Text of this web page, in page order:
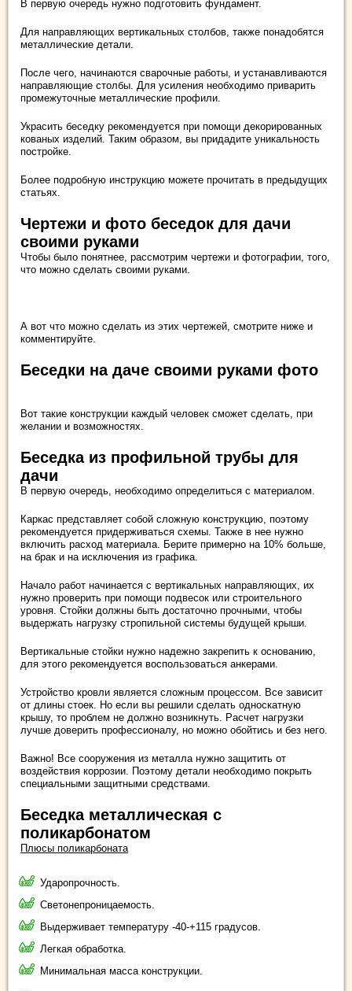
В первую очередь нужно подготовить фундамент.
Для направляющих вертикальных столбов, также понадобятся
металлические детали.
После чего, начинаются сварочные работы, и устанавливаются
направляющие столбы. Для усиления необходимо приварить
промежуточные металлические профили.
Украсить беседку рекомендуется при помощи декорированных
кованых изделий. Таким образом, вы придадите уникальность
постройке.
Более подробную инструкцию можете прочитать в предыдущих
статьях.
Чертежи и фото беседок для дачи
своими руками
Чтобы было понятнее, рассмотрим чертежи и фотографии, того,
что можно сделать своими руками.
А вот что можно сделать из этих чертежей, смотрите ниже и
комментируйте.
Беседки на даче своими руками фото
Вот такие конструкции каждый человек сможет сделать, при
желании и возможностях.
Беседка из профильной трубы для
дачи
В первую очередь, необходимо определиться с материалом.
Каркас представляет собой сложную конструкцию, поэтому
рекомендуется придерживаться схемы. Также в нее нужно
включить расход материала. Берите примерно на 10% больше,
на брак и на исключения из графика.
Начало работ начинается с вертикальных направляющих, их
нужно проверить при помощи подвесок или строительного
уровня. Стойки должны быть достаточно прочными, чтобы
выдержать нагрузку стропильной системы будущей крыши.
Вертикальные стойки нужно надежно закрепить к основанию,
для этого рекомендуется воспользоваться анкерами.
Устройство кровли является сложным процессом. Все зависит
от длины стоек. Но если вы решили сделать односкатную
крышу, то проблем не должно возникнуть. Расчет нагрузки
лучше доверить профессионалу, но можно обойтись и без него.
Важно! Все сооружения из металла нужно защитить от
воздействия коррозии. Поэтому детали необходимо покрыть
специальными защитными средствами.
Беседка металлическая с
поликарбонатом
Плюсы поликарбоната
Ударопрочность.
Светонепроницаемость.
Выдерживает температуру -40-+115 градусов.
Легкая обработка.
Минимальная масса конструкции.